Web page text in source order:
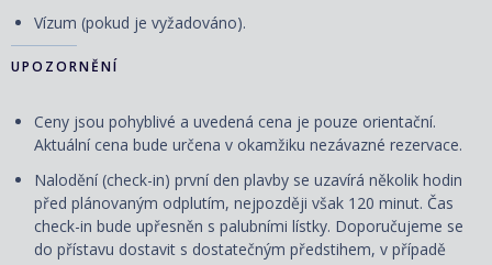
Vízum (pokud je vyžadováno).
UPOZORNĚNÍ
Ceny jsou pohyblivé a uvedená cena je pouze orientační.
Aktuální cena bude určena v okamžiku nezávazné rezervace.
Nalodění (check-in) první den plavby se uzavírá několik hodin
před plánovaným odplutím, nejpozději však 120 minut. Čas
check-in bude upřesněn s palubními lístky. Doporučujeme se
do přístavu dostavit s dostatečným předstihem, v případě